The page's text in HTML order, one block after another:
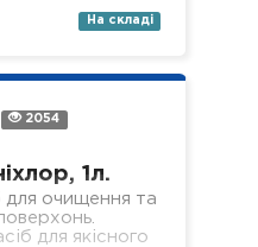
На складі
2054
1л.
для очищення та
для якісного